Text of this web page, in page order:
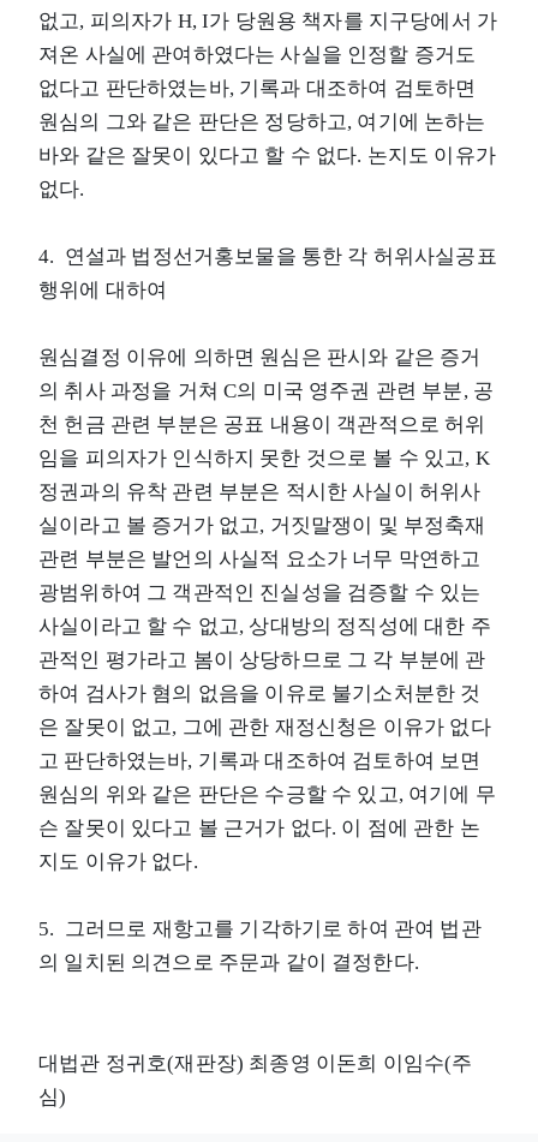
없고, 피의자가 H, I가 당원용 책자를 지구당에서 가
져온 사실에 관여하였다는 사실을 인정할 증거도
없다고 판단하였는바, 기록과 대조하여 검토하면
원심의 그와 같은 판단은 정당하고, 여기에 논하는
바와 같은 잘못이 있다고 할 수 없다. 논지도 이유가
없다.
4. 연설과 법정선거홍보물을 통한 각 허위사실공표
행위에 대하여
원심결정 이유에 의하면 원심은 판시와 같은 증거
의 취사 과정을 거쳐 C의 미국 영주권 관련 부분, 공
천 헌금 관련 부분은 공표 내용이 객관적으로 허위
임을 피의자가 인식하지 못한 것으로 볼 수 있고, K
정권과의 유착 관련 부분은 적시한 사실이 허위사
실이라고 볼 증거가 없고, 거짓말쟁이 및 부정축재
관련 부분은 발언의 사실적 요소가 너무 막연하고
광범위하여 그 객관적인 진실성을 검증할 수 있는
사실이라고 할 수 없고, 상대방의 정직성에 대한 주
관적인 평가라고 봄이 상당하므로 그 각 부분에 관
하여 검사가 혐의 없음을 이유로 불기소처분한 것
은 잘못이 없고, 그에 관한 재정신청은 이유가 없다
고 판단하였는바, 기록과 대조하여 검토하여 보면
원심의 위와 같은 판단은 수긍할 수 있고, 여기에 무
슨 잘못이 있다고 볼 근거가 없다. 이 점에 관한 논
지도 이유가 없다.
5. 그러므로 재항고를 기각하기로 하여 관여 법관
의 일치된 의견으로 주문과 같이 결정한다.
대법관 정귀호(재판장) 최종영 이돈희 이임수(주
심)